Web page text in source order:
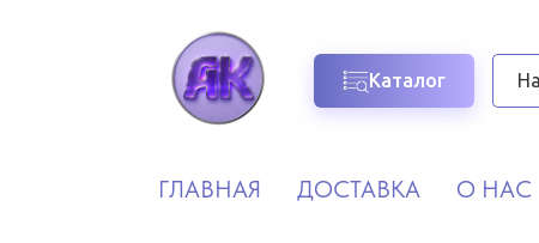
Каталог
ГЛАВНАЯ ДОСТАВКА О НАС